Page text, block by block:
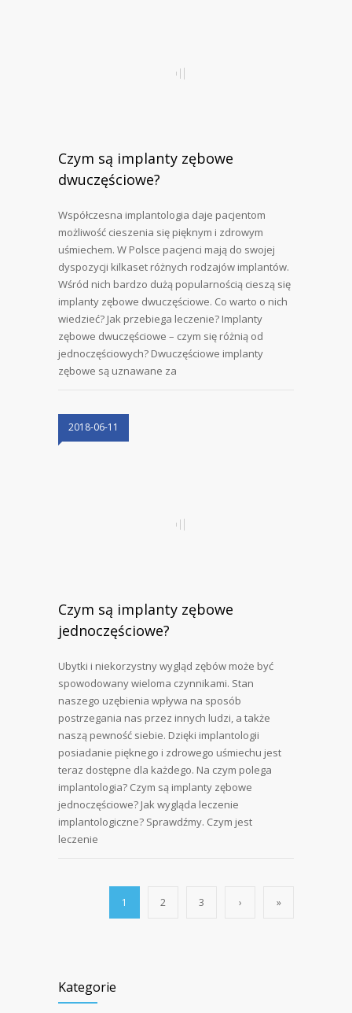
Czym są implanty zębowe
dwuczęściowe?
Współczesna implantologia daje pacjentom
możliwość cieszenia się pięknym i zdrowym
uśmiechem. W Polsce pacjenci mają do swojej
dyspozycji kilkaset różnych rodzajów implantów.
Wśród nich bardzo dużą popularnością cieszą się
implanty zębowe dwuczęściowe. Co warto o nich
wiedzieć? Jak przebiega leczenie? Implanty
zębowe dwuczęściowe – czym się różnią od
jednoczęściowych? Dwuczęściowe implanty
zębowe są uznawane za
2018-06-11
Czym są implanty zębowe
jednoczęściowe?
Ubytki i niekorzystny wygląd zębów może być
spowodowany wieloma czynnikami. Stan
naszego uzębienia wpływa na sposób
postrzegania nas przez innych ludzi, a także
naszą pewność siebie. Dzięki implantologii
posiadanie pięknego i zdrowego uśmiechu jest
teraz dostępne dla każdego. Na czym polega
implantologia? Czym są implanty zębowe
jednoczęściowe? Jak wygląda leczenie
implantologiczne? Sprawdźmy. Czym jest
leczenie
1 2 3 › »
Kategorie